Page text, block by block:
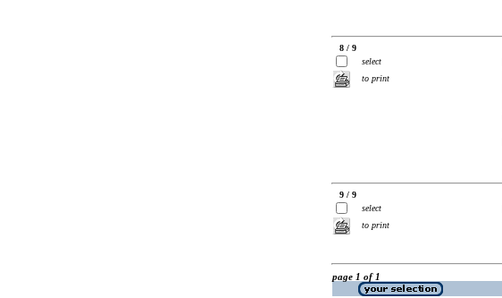
8 / 9
select
to print
9 / 9
select
to print
page 1 of 1